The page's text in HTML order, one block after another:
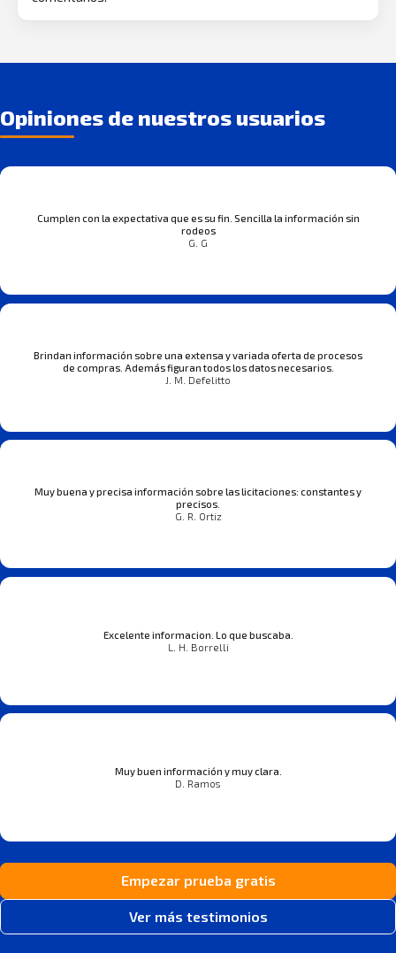
Opiniones de nuestros usuarios
Cumplen con la expectativa que es su fin. Sencilla la información sin
rodeos
G. G
Brindan información sobre una extensa y variada oferta de procesos
de compras. Además figuran todos los datos necesarios.
J. M. Defelitto
Muy buena y precisa información sobre las licitaciones: constantes y
precisos.
G. R. Ortiz
Excelente informacion. Lo que buscaba.
L. H. Borrelli
Muy buen información y muy clara.
D. Ramos
Empezar prueba gratis
Ver más testimonios